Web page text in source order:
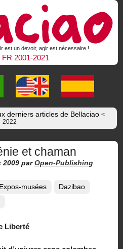
est un devoir, agir est nécessaire !
2001-2021
derniers articles de Bellaciao <
2022
et chaman
2009 par Open-Publishing
Expos-musées
Dazibao
Liberté